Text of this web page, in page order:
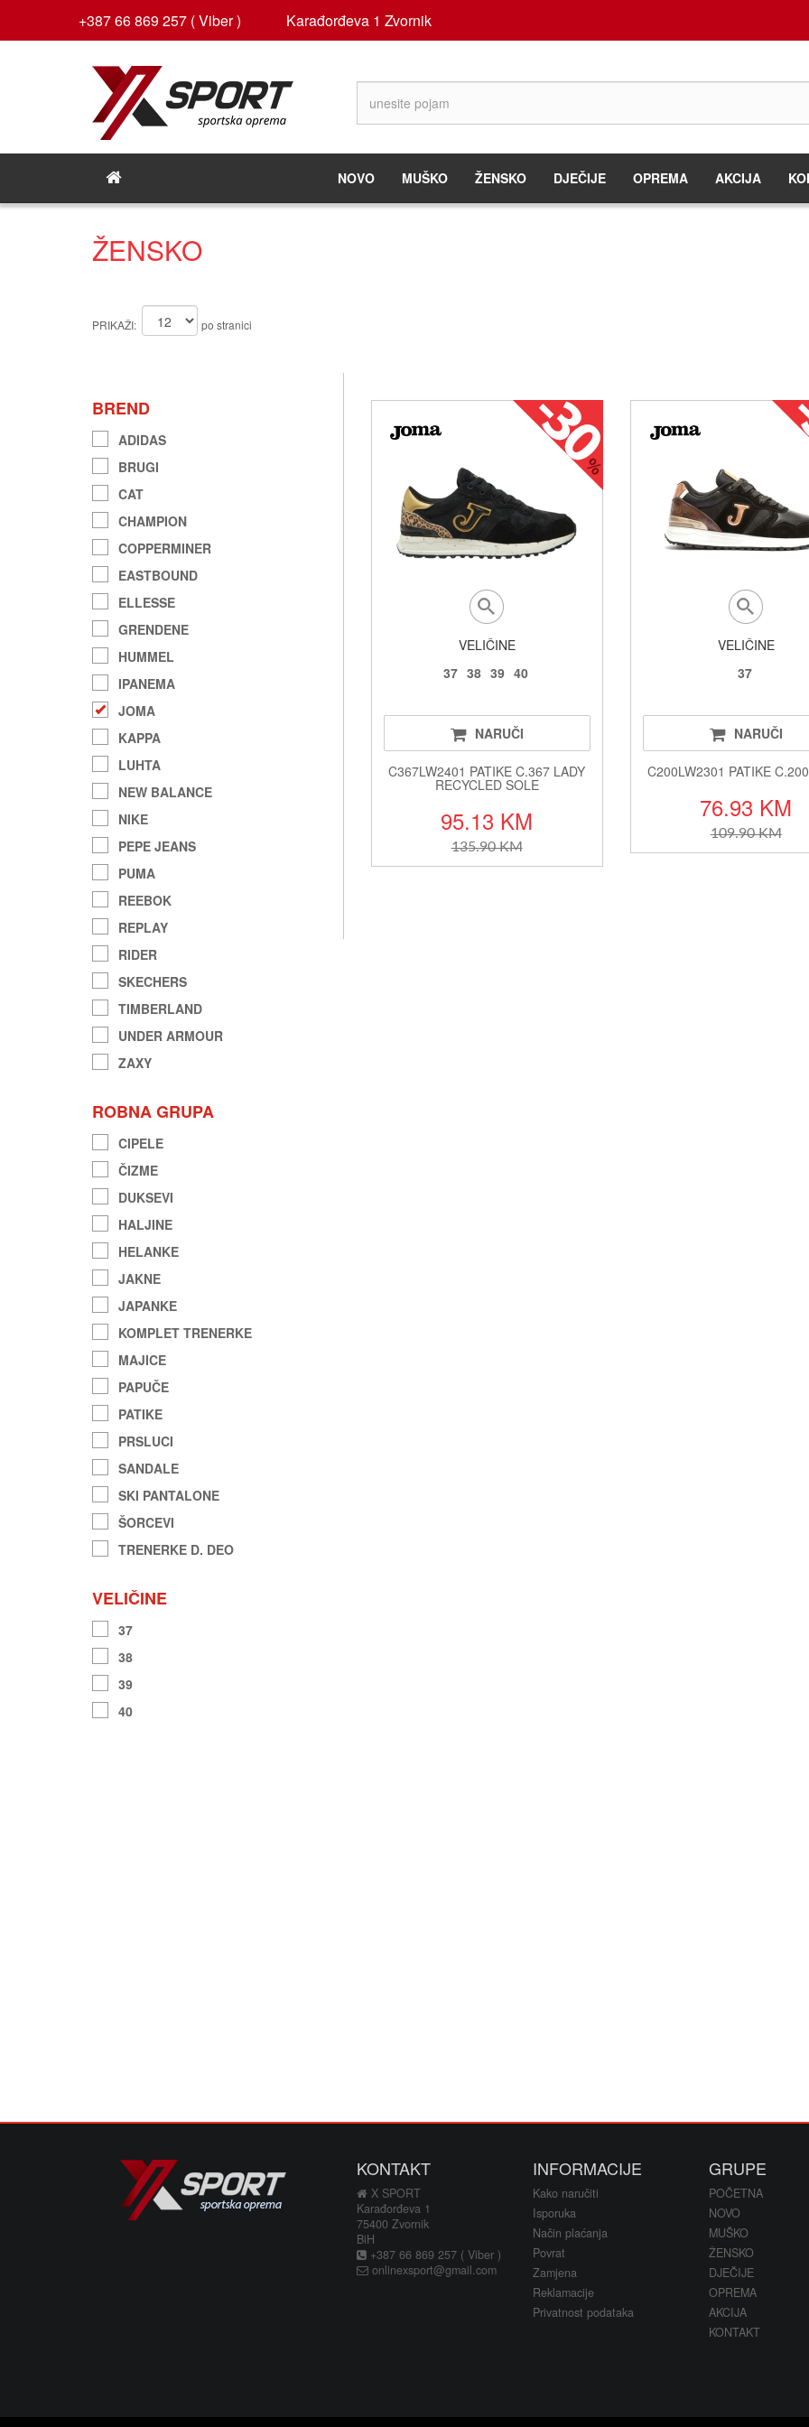
+387 66 869 257 ( Viber ) Karađorđeva 1 Zvornik
NOVO MUŠKO ŽENSKO DJEČIJE OPREMA AKCIJA
ŽENSKO
PRIKAŽI: po stranici
BREND
ADIDAS
BRUGI
CAT
CHAMPION
COPPERMINER
EASTBOUND
ELLESSE
GRENDENE
HUMMEL
IPANEMA
JOMA
KAPPA
LUHTA
NEW BALANCE
NIKE
PEPE JEANS
PUMA
REEBOK
REPLAY
RIDER
SKECHERS
TIMBERLAND
UNDER ARMOUR
ZAXY
ROBNA GRUPA
CIPELE
ČIZME
DUKSEVI
HALJINE
HELANKE
JAKNE
JAPANKE
KOMPLET TRENERKE
MAJICE
PAPUČE
PATIKE
PRSLUCI
SANDALE
SKI PANTALONE
ŠORCEVI
TRENERKE D. DEO
VELIČINE
37
38
39
40
VELIČINE
37 38 39 40
NARUČI
C367LW2401 PATIKE C.367 LADY
RECYCLED SOLE
95.13 KM
135.90 KM
VELIČINE
37
NARUČI
C200LW2301 PATIKE
76.93 KM
109.90 KM
KONTAKT
X SPORT
Karađorđeva 1
75400 Zvornik
BiH
+387 66 869 257 ( Viber )
onlinexsport@gmail.com
INFORMACIJE
Kako naručiti
Isporuka
Način plaćanja
Povrat
Zamjena
Reklamacije
Privatnost podataka
GRUPE
POČETNA
NOVO
MUŠKO
ŽENSKO
DJEČIJE
OPREMA
AKCIJA
KONTAKT